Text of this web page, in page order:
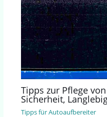
Tipps zur Pflege
Sicherheit,
Tipps für Autoaufbereiter